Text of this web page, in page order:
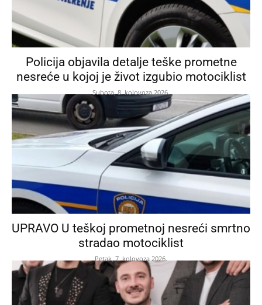
Policija objavila detalje teške prometne
nesreće u kojoj je život izgubio motociklist
Subota, 8. kolovoza 2026.
UPRAVO U teškoj prometnoj nesreći smrtno
stradao motociklist
Petak, 7. kolovoza 2026.